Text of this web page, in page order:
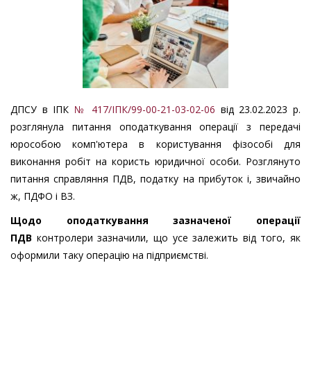
ДПСУ в ІПК № 417/ІПК/99-00-21-03-02-06 від 23.02.2023 р.
розглянула питання оподаткування операції з передачі
юрособою комп'ютера в користування фізособі для
виконання робіт на користь юридичної особи. Розглянуто
питання справляння ПДВ, податку на прибуток і, звичайно
ж, ПДФО і ВЗ.
Щодо оподаткування зазначеної операції
ПДВ контролери зазначили, що усе залежить від того, як
оформили таку операцію на підприємстві.